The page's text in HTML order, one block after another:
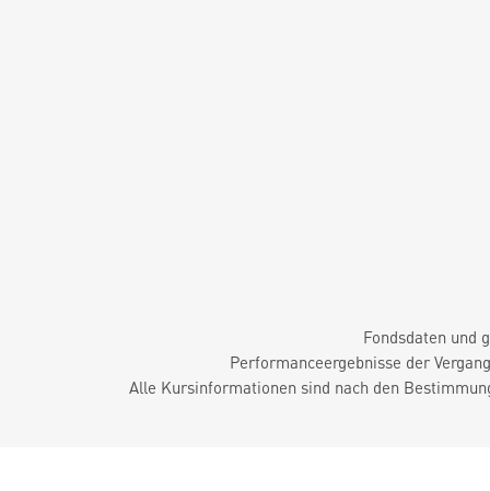
Fondsdaten und
Performanceergebnisse der
Alle Kursinformationen sind nach den